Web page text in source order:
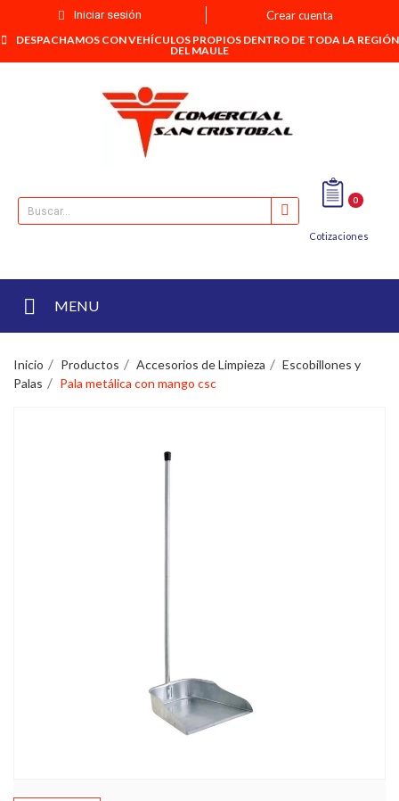
Iniciar sesión Crear cuenta
DESPACHAMOS CON VEHÍCULOS PROPIOS DENTRO DE TODA LA REGIÓN
DEL MAULE
0
Cotizaciones
MENU
Inicio Productos Accesorios de Limpieza
Escobillones y
Palas
Pala metálica con mango csc